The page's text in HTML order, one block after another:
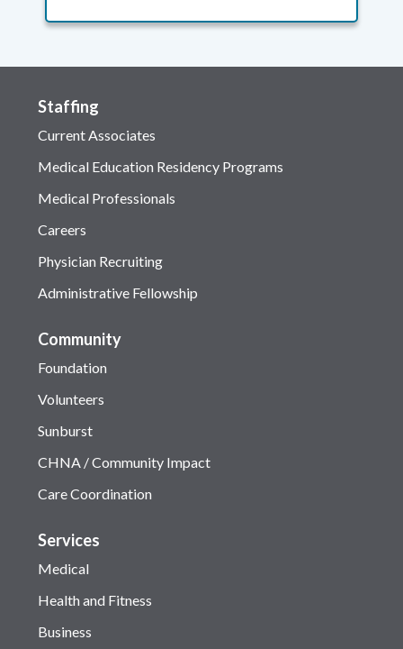
Staffing
Current Associates
Medical Education Residency Programs
Medical Professionals
Careers
Physician Recruiting
Administrative Fellowship
Community
Foundation
Volunteers
Sunburst
CHNA / Community Impact
Care Coordination
Services
Medical
Health and Fitness
Business